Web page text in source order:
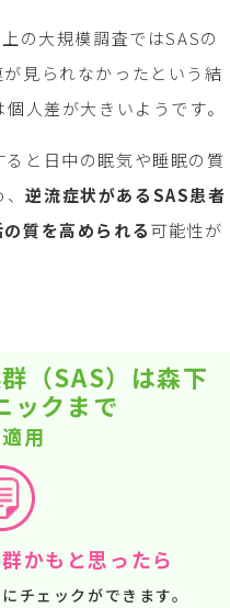
の大規模調査ではSASの
見られなかったという結
人差が大きいようです。
と日中の眠気や睡眠の質
、逆流症状があるSAS患者
質を高められる可能性が
（SAS）は森下
ックまで
用
かもと思ったら
チェックができます。